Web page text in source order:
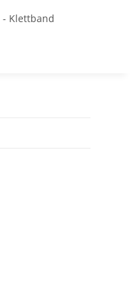
Klettband